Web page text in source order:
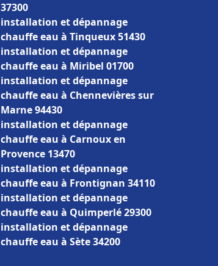
37300
installation et dépannage
chauffe eau à Tinqueux 51430
installation et dépannage
chauffe eau à Miribel 01700
installation et dépannage
chauffe eau à Chennevières sur
Marne 94430
installation et dépannage
chauffe eau à Carnoux en
Provence 13470
installation et dépannage
chauffe eau à Frontignan 34110
installation et dépannage
chauffe eau à Quimperlé 29300
installation et dépannage
chauffe eau à Sète 34200